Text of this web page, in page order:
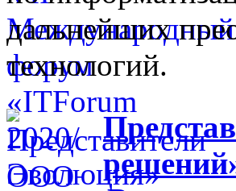
дальнейших
технологий.